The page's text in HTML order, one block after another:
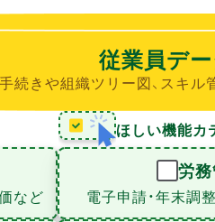
従業員デ
続きや組織ツリー図、スキ
ほしい機能カ
など
労
電子申請・年末調